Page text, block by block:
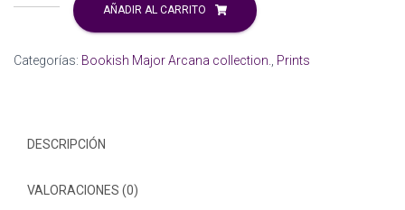
tarot
cantidad
AÑADIR AL CARRITO
Categorías: Bookish Major Arcana collection. Prints
DESCRIPCIÓN
VALORACIONES (0)